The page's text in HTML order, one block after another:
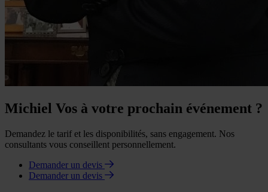
Michiel Vos à votre prochain événement ?
Demandez le tarif et les disponibilités, sans engagement. Nos
consultants vous conseillent personnellement.
Demander un devis
Demander un devis